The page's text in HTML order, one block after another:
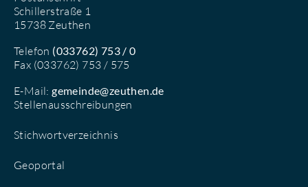
Schillerstraße 1
15738 Zeuthen
Telefon (033762) 753 / 0
Fax (033762) 753 / 575
E-Mail:gemeinde@zeuthen.de
Stellenausschreibungen
Stichwortverzeichnis
Geoportal